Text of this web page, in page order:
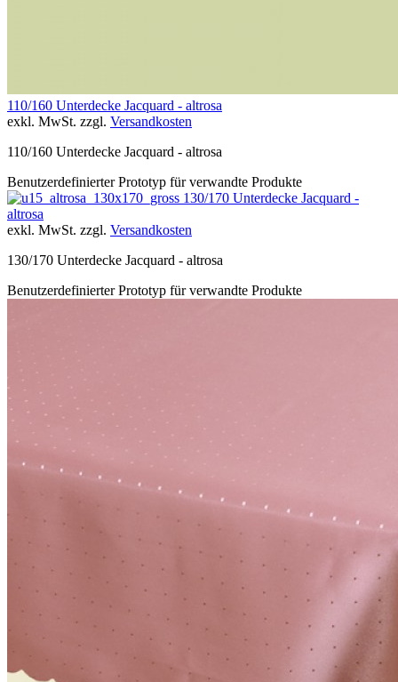
110/160 Unterdecke Jacquard - altrosa
exkl. MwSt. zzgl. Versandkosten
110/160 Unterdecke Jacquard - altrosa
Benutzerdefinierter Prototyp für verwandte Produkte
130/170 Unterdecke Jacquard -
altrosa
exkl. MwSt. zzgl. Versandkosten
130/170 Unterdecke Jacquard - altrosa
Benutzerdefinierter Prototyp für verwandte Produkte